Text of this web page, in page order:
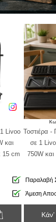
1 Livoo
και
15 cm
Τοστιέρα -
σε 1
750W και
Παραλαβή
Άμεση